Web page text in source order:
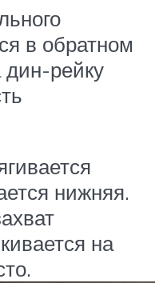
в обратном
дин-рейку
нижняя.
на